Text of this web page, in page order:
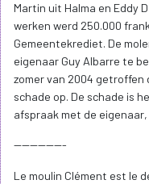
Martin uit Halma en Eddy
werken werd 250.000
Gemeentekrediet. De
eigenaar Guy Albarre te
zomer van 2004
schade op. De schade is
afspraak met de eigenaar,
-------------
Le moulin Clément est le